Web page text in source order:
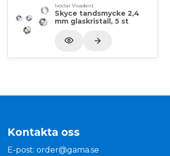
Ivoclar Vivadent
Skyce tandsmycke 2,4
mm glaskristall, 5 st
Kontakta oss
E-post: order@gama.se